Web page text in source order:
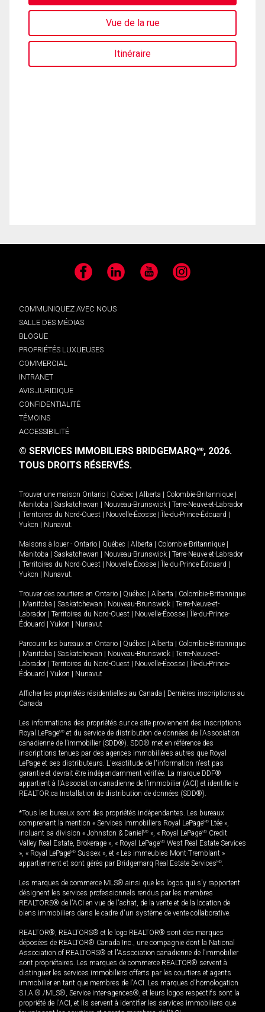
Vue de la rue
Itinéraire
Facebook LinkedIn YouTube Instagram
COMMUNIQUEZ AVEC NOUS
SALLE DES MÉDIAS
BLOGUE
PROPRIÉTÉS LUXUEUSES
COMMERCIAL
INTRANET
AVIS JURIDIQUE
CONFIDENTIALITÉ
TÉMOINS
ACCESSIBILITÉ
© SERVICES IMMOBILIERS BRIDGEMARQMD, 2026.
TOUS DROITS RÉSERVÉS.
Trouver une maison Ontario Québec Alberta Colombie-Britannique
Manitoba
Saskatchewan Nouveau-Brunswick
Terre-Neuve-et-Labrador
Territoires du Nord-Ouest Nouvelle-Écosse Île-du-Prince-Édouard
Yukon
Nunavut.
Maisons à louer - Ontario Québec Alberta Colombie-Britannique
Manitoba
Saskatchewan Nouveau-Brunswick
Terre-Neuve-et-Labrador
Territoires du Nord-Ouest Nouvelle-Écosse Île-du-Prince-Édouard
Yukon
Nunavut.
Trouver des courtiers en Ontario Québec Alberta
Colombie-Britannique
Manitoba Saskatchewan Nouveau-Brunswick
Terre-Neuve-et-
Labrador
Territoires du Nord-Ouest Nouvelle-Écosse
Île-du-Prince-
Édouard
Yukon Nunavut
Parcourir les bureaux en Ontario Québec Alberta
Colombie-Britannique
Manitoba Saskatchewan Nouveau-Brunswick
Terre-Neuve-et-
Labrador
Territoires du Nord-Ouest Nouvelle-Écosse
Île-du-Prince-
Édouard
Yukon Nunavut
Afficher les propriétés résidentielles au Canada
Dernières inscriptions au
Canada
Les informations des propriétés sur ce site proviennent des inscriptions
Royal LePageMD et du service de distribution de données de l'Association
canadienne de l’immobilier (SDD®). SDD® met en référence des
inscriptions tenues par des agences immobilières autres que Royal
LePage et ses distributeurs. L'exactitude de l'information n'est pas
garantie et devrait être indépendamment vérifiée. La marque DDF®
appartient à l'Association canadienne de l’immobilier (ACI) et identifie le
REALTOR.ca Installation de distribution de données (SDD®).
*Tous les bureaux sont des propriétés indépendantes. Les bureaux
comprenant la mention « Services immobiliers Royal LePageMD Ltée »,
incluant sa division « Johnston & Daniel MD », « Royal LePageMD Credit
Valley Real Estate, Brokerage », « Royal LePageMD West Real Estate Services
», « Royal LePageMD Sussex », et « Les immeubles Mont-Tremblant »
appartiennent et sont gérés par Bridgemarq Real Estate ServicesMD.
Les marques de commerce MLS® ainsi que les logos qui s'y rapportent
désignent les services professionnels rendus par les membres
REALTORS® de l'ACI en vue de l'achat, de la vente et de la location de
biens immobiliers dans le cadre d'un système de vente collaborative.
REALTOR®, REALTORS® et le logo REALTOR® sont des marques
déposées de REALTOR® Canada Inc., une compagnie dont la National
Association of REALTORS® et l'Association canadienne de l’immobilier
sont propriétaires. Les marques de commerce REALTOR® servent à
distinguer les services immobiliers offerts par les courtiers et agents
immobilier en tant que membres de l'ACI. Les marques d'homologation
S.I.A.® /MLS®, Service inter-agences®, et leurs logos respectifs sont la
propriété de l'ACI, et ils servent à identifier les services immobiliers que